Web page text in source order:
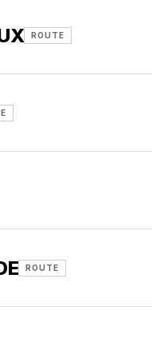
ROUTE
ROUTE